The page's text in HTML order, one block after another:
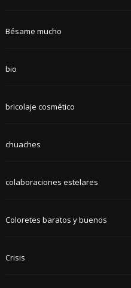
Bésame mucho
bio
bricolaje cosmético
chuaches
colaboraciones estelares
Coloretes baratos y buenos
Crisis